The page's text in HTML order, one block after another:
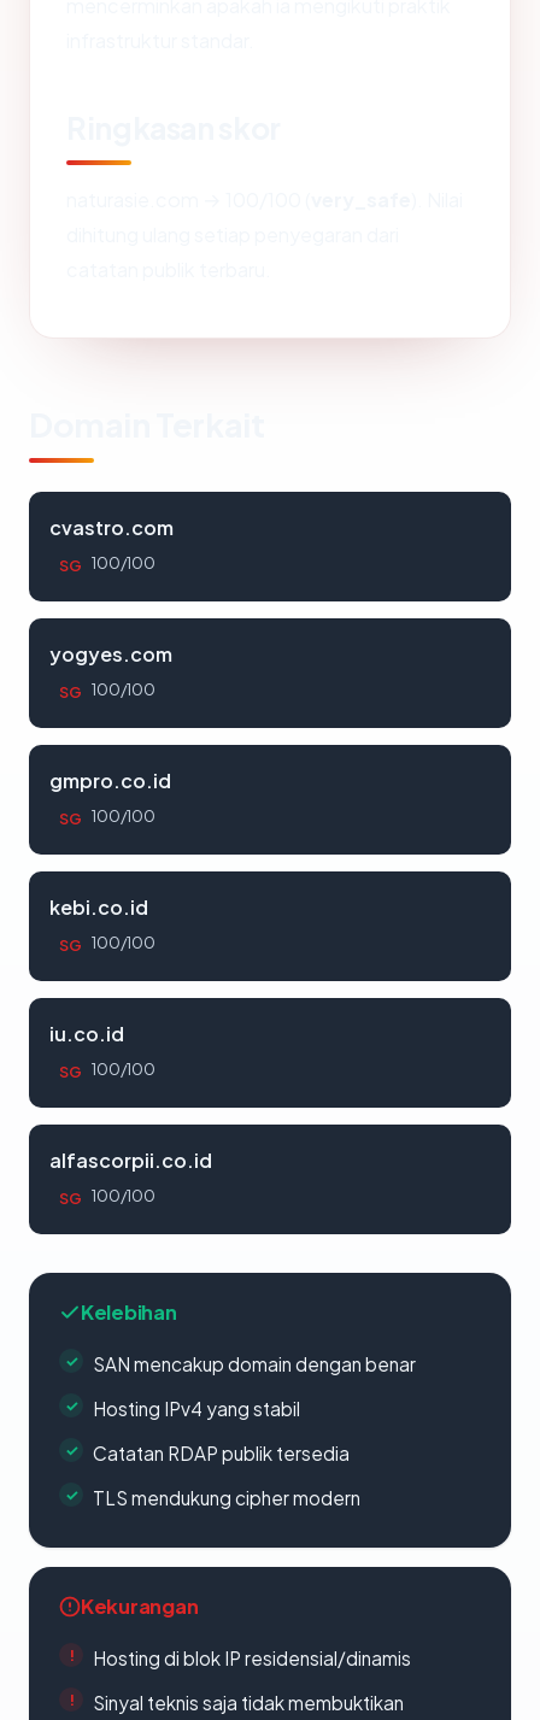
cvastro.com
SG 100/100
yogyes.com
SG 100/100
gmpro.co.id
SG 100/100
kebi.co.id
SG 100/100
iu.co.id
SG 100/100
alfascorpii.co.id
SG 100/100
Kelebihan
SAN mencakup domain dengan benar
Hosting IPv4 yang stabil
Catatan RDAP publik tersedia
TLS mendukung cipher modern
Kekurangan
Hosting di blok IP residensial/dinamis
Sinyal teknis saja tidak membuktikan